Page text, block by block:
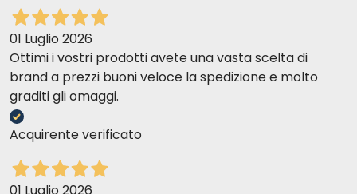
01 Luglio 2026
Ottimi i vostri prodotti avete una vasta scelta di
brand a prezzi buoni veloce la spedizione e molto
graditi gli omaggi.
Acquirente verificato